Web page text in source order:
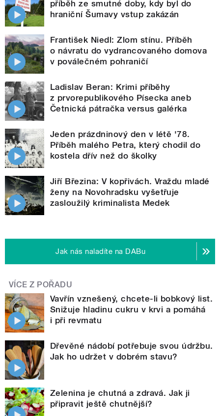
příběh ze smutné doby, kdy byl do
hraniční Šumavy vstup zakázán
František Niedl: Zlom stínu. Příběh
o návratu do vydrancovaného domova
v poválečném pohraničí
Ladislav Beran: Krimi příběhy
z prvorepublikového Písecka aneb
Četnická pátračka versus galérka
Jeden prázdninový den v létě '78.
Příběh malého Petra, který chodil do
kostela dřív než do školky
Jiří Březina: V kopřivách. Vraždu mladé
ženy na Novohradsku vyšetřuje
zasloužilý kriminalista Medek
Jak nás naladíte na DABu
VÍCE Z POŘADU
Vavřín vznešený, chcete-li bobkový list.
Snižuje hladinu cukru v krvi a pomáhá
i při revmatu
Dřevěné nádobí potřebuje svou údržbu.
Jak ho udržet v dobrém stavu?
Zelenina je chutná a zdravá. Jak ji
připravit ještě chutnější?